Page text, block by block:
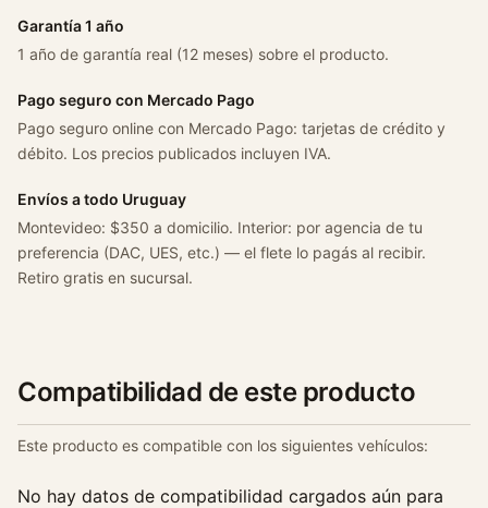
Garantía 1 año
1 año de garantía real (12 meses) sobre el producto.
Pago seguro con Mercado Pago
Pago seguro online con Mercado Pago: tarjetas de crédito y
débito. Los precios publicados incluyen IVA.
Envíos a todo Uruguay
Montevideo: $350 a domicilio. Interior: por agencia de tu
preferencia (DAC, UES, etc.) — el flete lo pagás al recibir.
Retiro gratis en sucursal.
Compatibilidad de este producto
Este producto es compatible con los siguientes vehículos:
No hay datos de compatibilidad cargados aún para